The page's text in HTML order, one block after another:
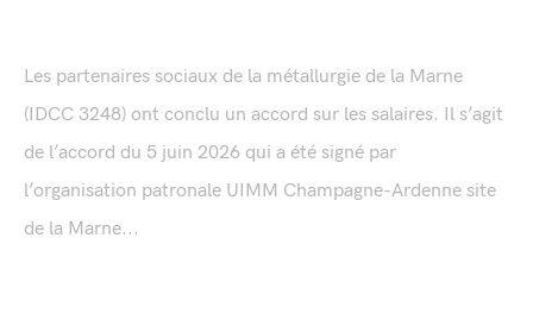
Les partenaires sociaux de la métallurgie de la Marne
(IDCC 3248) ont conclu un accord sur les salaires. Il s’agit
de l’accord du 5 juin 2026 qui a été signé par
l’organisation patronale UIMM Champagne-Ardenne site
de la Marne...